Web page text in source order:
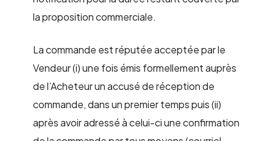
la proposition commerciale.
La commande est réputée acceptée par le
Vendeur (i) une fois émis formellement auprès
de l’Acheteur un accusé de réception de
commande, dans un premier temps puis (ii)
après avoir adressé à celui-ci une confirmation